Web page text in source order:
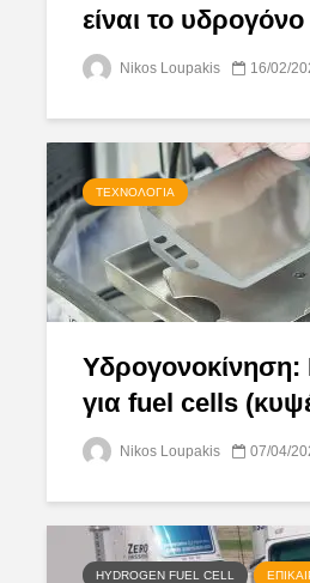
είναι το
Nikos Loupakis 16/02/
ΤΕΧΝΟΛΟΓΊΑ
Υδρογονοκίνηση:
για fuel cells
Nikos Loupakis 07/04/
HYDROGEN FUEL CELL